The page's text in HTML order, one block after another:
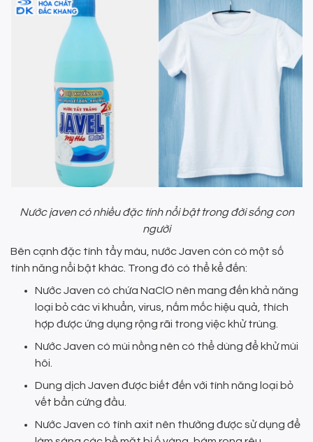
Nước javen có nhiều đặc tính nổi bật trong đời sống con
người
Bên cạnh đặc tính tẩy màu, nước Javen còn có một số
tính năng nổi bật khác. Trong đó có thể kể đến:
Nước Javen có chứa NaClO nên mang đến khả năng
loại bỏ các vi khuẩn, virus, nấm mốc hiệu quả, thích
hợp được ứng dụng rộng rãi trong việc khử trùng.
Nước Javen có mùi nồng nên có thể dùng để khử mùi
hôi.
Dung dịch Javen được biết đến với tính năng loại bỏ
vết bẩn cứng đầu.
Nước Javen có tính axit nên thường được sử dụng để